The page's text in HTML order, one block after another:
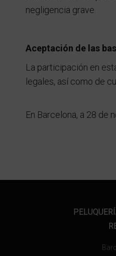
negligencia grave.
Aceptación de las
La participación en
legales, así como de
En Barcelona, a 28 de